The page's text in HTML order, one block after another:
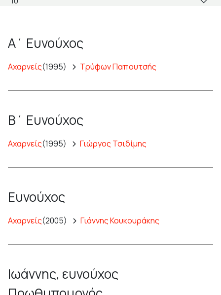
Α΄ Ευνούχος
Αχαρνείς(1995) Τρύφων Παπουτσής
Β΄ Ευνούχος
Αχαρνείς(1995) Γιώργος Τσιδίμης
Ευνούχος
Αχαρνείς(2005) Γιάννης Κουκουράκης
Ιωάννης, ευνούχος